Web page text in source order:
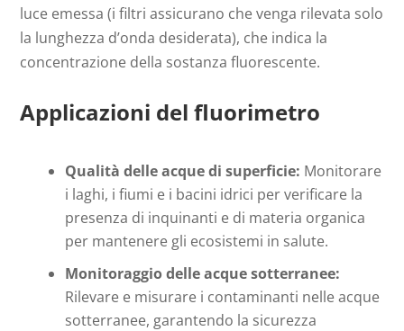
luce emessa (i filtri assicurano che venga rilevata solo
la lunghezza d’onda desiderata), che indica la
concentrazione della sostanza fluorescente.
Applicazioni del fluorimetro
Qualità delle acque di superficie: Monitorare
i laghi, i fiumi e i bacini idrici per verificare la
presenza di inquinanti e di materia organica
per mantenere gli ecosistemi in salute.
Monitoraggio delle acque sotterranee:
Rilevare e misurare i contaminanti nelle acque
sotterranee, garantendo la sicurezza